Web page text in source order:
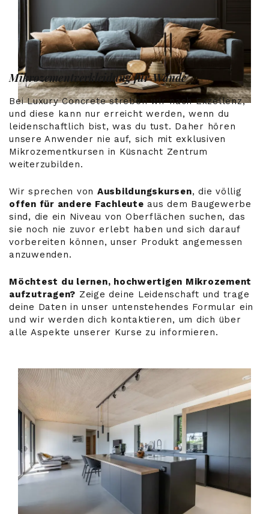
Mikrozementverkleidung für Wände
Bei Luxury Concrete streben wir nach Exzellenz,
und diese kann nur erreicht werden, wenn du
leidenschaftlich bist, was du tust. Daher hören
unsere Anwender nie auf, sich mit exklusiven
Mikrozementkursen in Küsnacht Zentrum
weiterzubilden.
Wir sprechen von Ausbildungskursen, die völlig
offen für andere Fachleute aus dem Baugewerbe
sind, die ein Niveau von Oberflächen suchen, das
sie noch nie zuvor erlebt haben und sich darauf
vorbereiten können, unser Produkt angemessen
anzuwenden.
Möchtest du lernen, hochwertigen Mikrozement
aufzutragen? Zeige deine Leidenschaft und trage
deine Daten in unser untenstehendes Formular ein
und wir werden dich kontaktieren, um dich über
alle Aspekte unserer Kurse zu informieren.